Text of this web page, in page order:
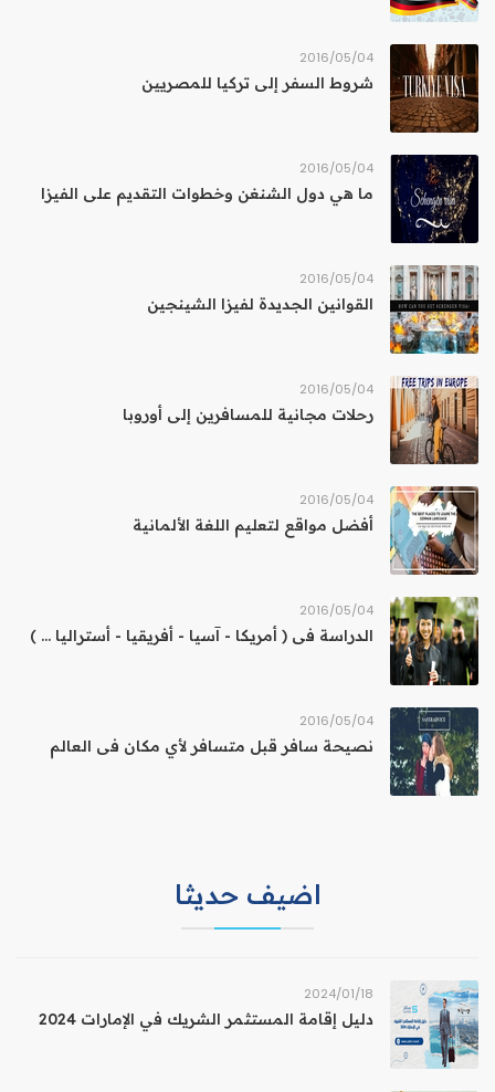
04‏/05‏/2016
شروط السفر إلى تركيا للمصريين
04‏/05‏/2016
ما هي دول الشنغن وخطوات التقديم على الفيزا
04‏/05‏/2016
القوانين الجديدة لفيزا الشينجين
04‏/05‏/2016
رحلات مجانية للمسافرين إلى أوروبا
04‏/05‏/2016
أفضل مواقع لتعليم اللغة الألمانية
04‏/05‏/2016
الدراسة فى ( أمريكا - آسيا - أفريقيا - أستراليا ... )
04‏/05‏/2016
نصيحة سافر قبل متسافر لأي مكان فى العالم
اضيف حديثا
18‏/01‏/2024
دليل إقامة المستثمر الشريك في الإمارات 2024